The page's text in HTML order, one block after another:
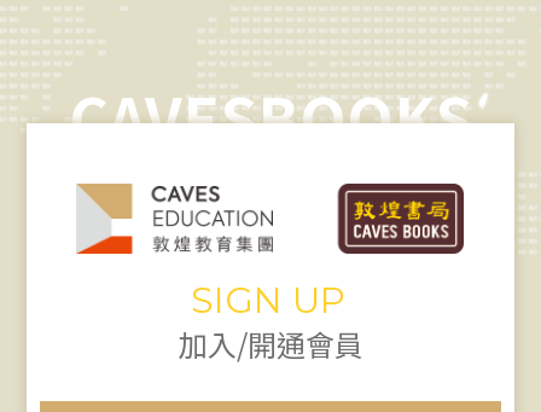
CAVESBOOKS
SIGN UP
加入/開通會員